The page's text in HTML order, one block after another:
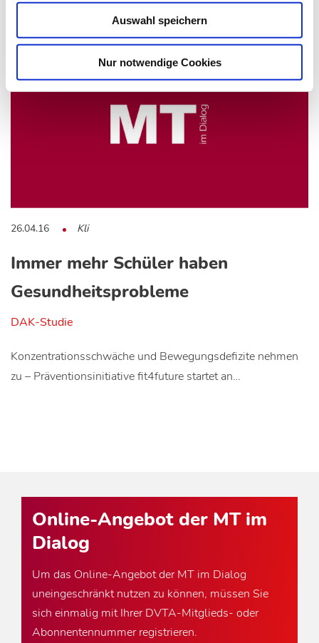
Auswahl speichern
Nur notwendige Cookies
Das könnte Sie auch interessieren:
26.04.16 Kli
Immer mehr Schüler haben
Gesundheitsprobleme
DAK-Studie
Konzentrationsschwäche und Bewegungsdefizite nehmen
zu – Präventionsinitiative fit4future startet an…
Online-Angebot der MT im
Dialog
Um das Online-Angebot der MT im Dialog
uneingeschränkt nutzen zu können, müssen Sie
sich einmalig mit Ihrer DVTA-Mitglieds- oder
Abonnentennummer registrieren.